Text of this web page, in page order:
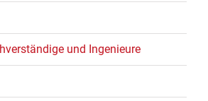
und Ingenieure